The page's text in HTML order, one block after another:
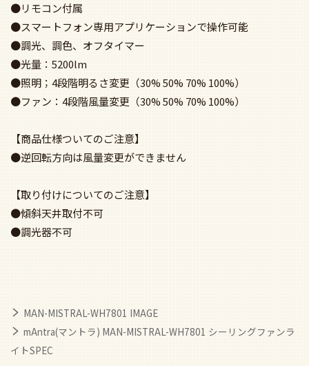
●リモコン付属
●スマートフォン専用アプリケーションで操作可能
●調光、調色、オフタイマー
●光量：5200lm
●照明；4段階明るさ変更（30% 50% 70% 100%）
●ファン：4段階風量変更（30% 50% 70% 100%）
【商品仕様ついてのご注意】
●逆回転方向は風量変更ができません
【取り付けについてのご注意】
●傾斜天井取付不可
●調光器不可
MAN-MISTRAL-WH7801 IMAGE
mAntra(マントラ) MAN-MISTRAL-WH7801 シーリングファンラ
イトSPEC